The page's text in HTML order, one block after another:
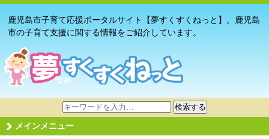
鹿児島市子育て応援ポータルサイト【夢すくすくねっと】。鹿児島
市の子育て支援に関する情報をご紹介しています。
サ
イ
ト
検索する
メインメニュー